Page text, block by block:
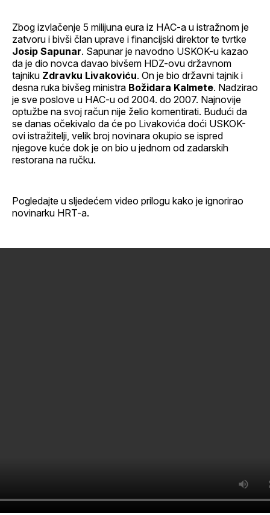
Zbog izvlačenje 5 milijuna eura iz HAC-a u istražnom je
zatvoru i bivši član uprave i financijski direktor te tvrtke
Josip Sapunar. Sapunar je navodno USKOK-u kazao
da je dio novca davao bivšem HDZ-ovu državnom
tajniku Zdravku Livakoviću. On je bio državni tajnik i
desna ruka bivšeg ministra Božidara Kalmete. Nadzirao
je sve poslove u HAC-u od 2004. do 2007. Najnovije
optužbe na svoj račun nije želio komentirati. Budući da
se danas očekivalo da će po Livakovića doći USKOK-
ovi istražitelji, velik broj novinara okupio se ispred
njegove kuće dok je on bio u jednom od zadarskih
restorana na ručku.
Pogledajte u sljedećem video prilogu kako je ignorirao
novinarku HRT-a.